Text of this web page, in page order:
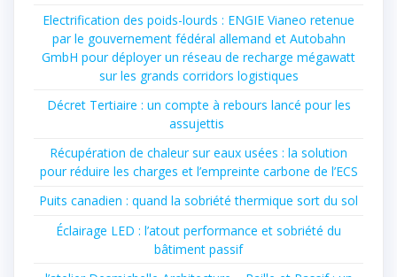
Electrification des poids-lourds : ENGIE Vianeo retenue
par le gouvernement fédéral allemand et Autobahn
GmbH pour déployer un réseau de recharge mégawatt
sur les grands corridors logistiques
Décret Tertiaire : un compte à rebours lancé pour les
assujettis
Récupération de chaleur sur eaux usées : la solution
pour réduire les charges et l’empreinte carbone de l’ECS
Puits canadien : quand la sobriété thermique sort du sol
Éclairage LED : l’atout performance et sobriété du
bâtiment passif